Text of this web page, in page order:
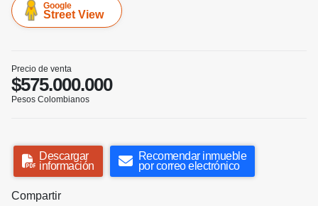
Google
Street View
Precio de venta
$575.000.000
Pesos Colombianos
Descargar
información
Recomendar inmueble
por correo electrónico
Compartir